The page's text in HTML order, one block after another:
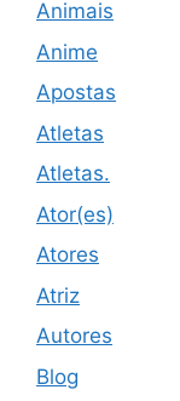
Animais
Anime
Apostas
Atletas
Atletas.
Ator(es)
Atores
Atriz
Autores
Blog